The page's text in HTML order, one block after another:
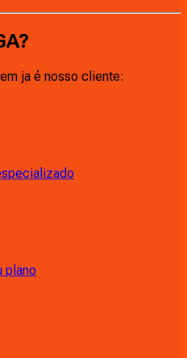
?
ja é nosso cliente:
plano